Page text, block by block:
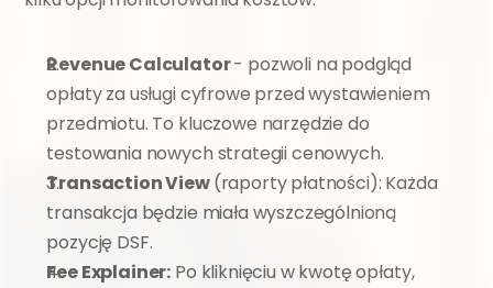
Revenue Calculator - pozwoli na podgląd
opłaty za usługi cyfrowe przed wystawieniem
przedmiotu. To kluczowe narzędzie do
testowania nowych strategii cenowych.
Transaction View (raporty płatności): Każda
transakcja będzie miała wyszczególnioną
pozycję DSF.
Fee Explainer: Po kliknięciu w kwotę opłaty,